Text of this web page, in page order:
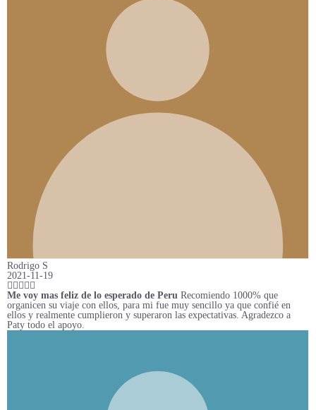
Rodrigo S
2021-11-19
Me voy mas feliz de lo esperado de Peru Recomiendo 1000% que
organicen su viaje con ellos, para mi fue muy sencillo ya que confié en
ellos y realmente cumplieron y superaron las expectativas. Agradezco a
Paty todo el apoyo.